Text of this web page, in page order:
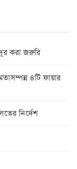
করা জরুরি
৪টি ফায়ার
নির্দেশ